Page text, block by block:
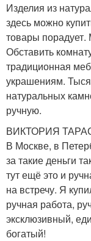
Изделия из
здесь можно
товары порадует.
Обставить
традиционная
украшениям.
натуральных
ручную.
ВИКТОРИЯ
В Москве, в
за такие деньги
тут ещё это и
на встречу. Я
ручная работа,
эксклюзивный,
богатый!